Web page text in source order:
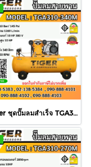
Tiger ชุดปั๊มลมสำเร็จ TGA310-340M 3สูบ 340L มอเตอร์ 10HP 380V